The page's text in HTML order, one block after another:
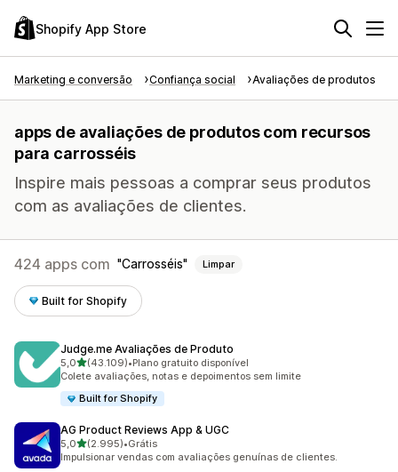
Shopify App Store
Marketing e conversão Confiança social Avaliações de produtos
apps de avaliações de produtos com recursos
para carrosséis
Inspire mais pessoas a comprar seus produtos
com as avaliações de clientes.
424 apps com Carrosséis Limpar
Built for Shopify
Judge.me Avaliações de Produto
5,0de 5 estrelas
(43.109)
43109 avaliações ao todo
•Plano gratuito disponível
Colete avaliações, notas e depoimentos sem limite
Built for Shopify
AG Product Reviews App & UGC
5,0de 5 estrelas
(2.995)
2995 avaliações ao todo
•Grátis
Impulsionar vendas com avaliações genuínas de clientes.